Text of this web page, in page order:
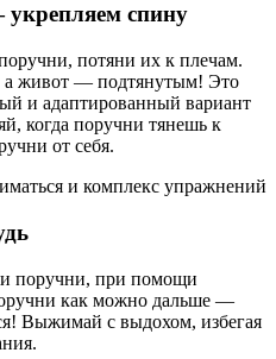
спину
потяни их к плечам.
а живот — подтянутым! Это
и адаптированный вариант
когда поручни тянешь к
от себя.
поручни, при помощи
как можно дальше —
Выжимай с выдохом, избегая